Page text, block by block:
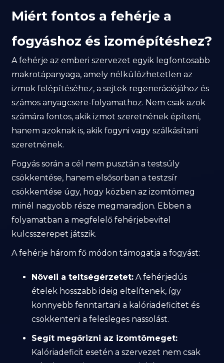
Miért fontos a fehérje a
fogyáshoz és izomépítéshez?
A fehérje az emberi szervezet egyik legfontosabb
makrotápanyaga, amely nélkülözhetetlen az
izmok felépítéséhez, a sejtek regenerációjához és
számos anyagcsere-folyamathoz. Nem csak azok
számára fontos, akik izmot szeretnének építeni,
hanem azoknak is, akik fogyni vagy szálkásítani
szeretnének.
Fogyás során a cél nem pusztán a testsúly
csökkentése, hanem elsősorban a testzsír
csökkentése úgy, hogy közben az izomtömeg
minél nagyobb része megmaradjon. Ebben a
folyamatban a megfelelő fehérjebevitel
kulcsszerepet játszik.
A fehérje három fő módon támogatja a fogyást:
Növeli a teltségérzetet: A fehérjedús
ételek hosszabb ideig eltelítenek, így
könnyebb fenntartani a kalóriadeficitet és
csökkenteni a felesleges nassolást.
Segít megőrizni az izomtömeget:
Kalóriadeficit esetén a szervezet nem csak